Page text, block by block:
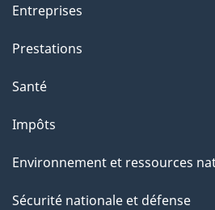
c
e
t
e
a
g
Entreprises
Prestations
Santé
Impôts
Environnement et ressources
Sécurité nationale et défense